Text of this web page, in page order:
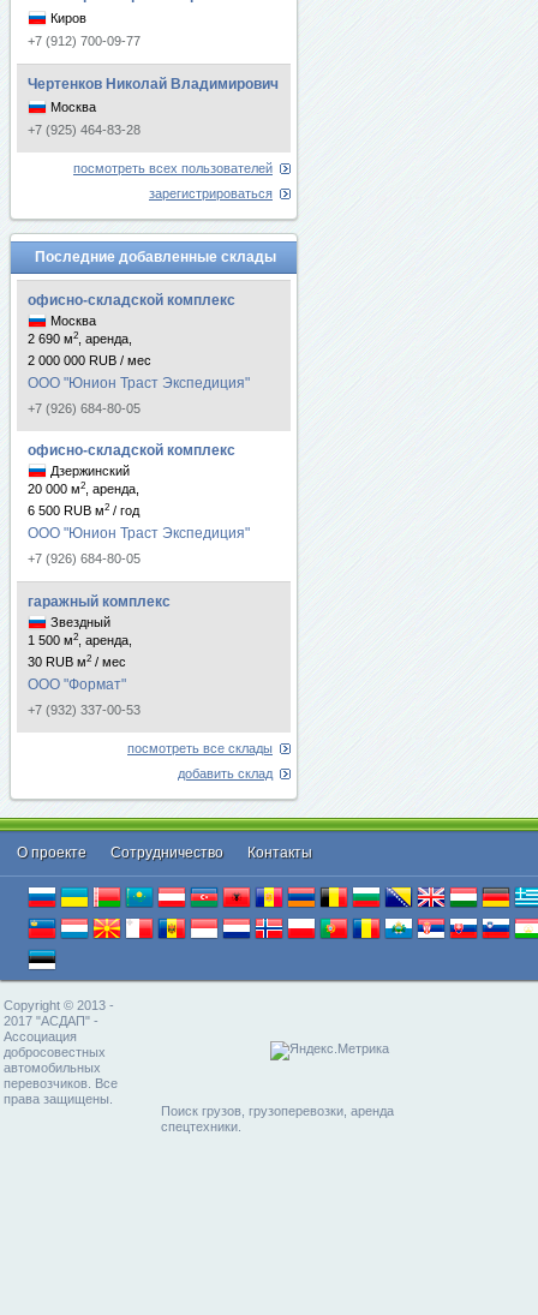
Киров
+7 (912) 700-09-77
Чертенков Николай Владимирович
Москва
+7 (925) 464-83-28
посмотреть всех пользователей
зарегистрироваться
Последние добавленные склады
офисно-складской комплекс
Москва
2 690 м2
, аренда,
2 000 000 RUB / мес
ООО "Юнион Траст Экспедиция"
+7 (926) 684-80-05
офисно-складской комплекс
Дзержинский
20 000 м2
, аренда,
6 500 RUB м2 / год
ООО "Юнион Траст Экспедиция"
+7 (926) 684-80-05
гаражный комплекс
Звездный
1 500 м2
, аренда,
30 RUB м2 / мес
ООО "Формат"
+7 (932) 337-00-53
посмотреть все склады
добавить склад
О проекте Cотрудничество Контакты
Copyright © 2013 -
2017 "АСДАП" -
Ассоциация
добросовестных
автомобильных
перевозчиков. Все
права защищены.
Поиск грузов, грузоперевозки, аренда
спецтехники.